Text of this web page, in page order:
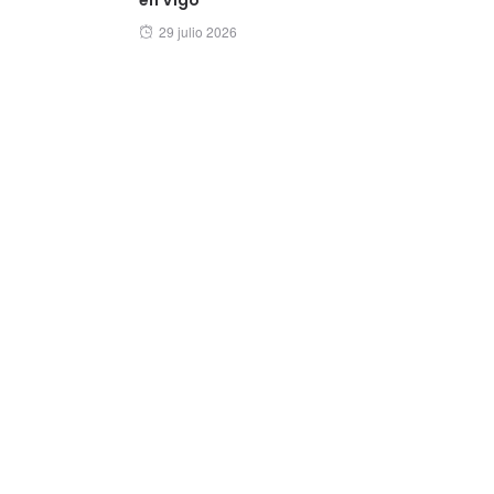
Posted
29 julio 2026